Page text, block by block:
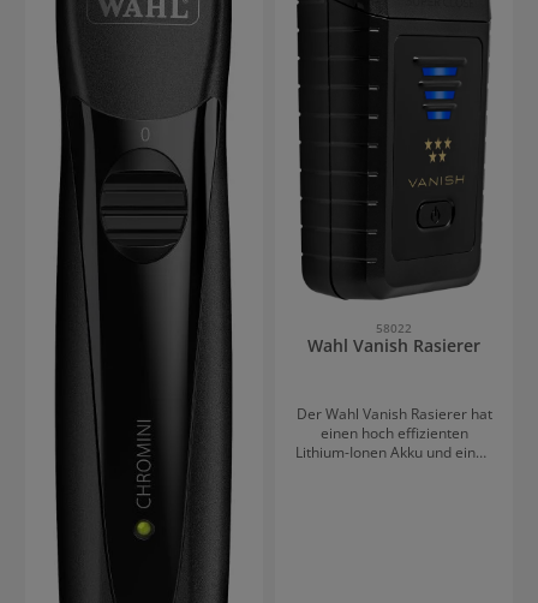
58022
Wahl Vanish Rasierer
Der Wahl Vanish Rasierer hat
einen hoch effizienten
Lithium-Ionen Akku und einen